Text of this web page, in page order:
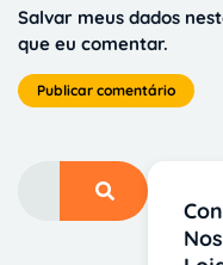
Salvar meus dados
que eu comentar.